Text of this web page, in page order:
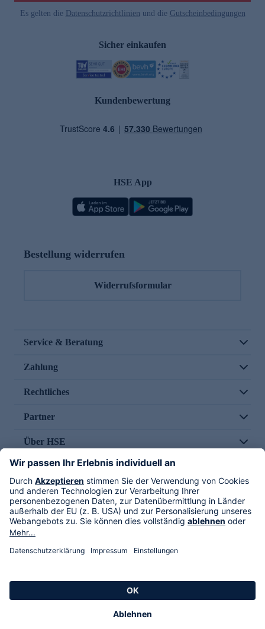
Es gelten die Datenschutzrichtlinien und die Gutscheinbedingungen
Sicher einkaufen
Kundenbewertung
HSE App
Bestellung widerrufen
Widerrufsformular
Service & Beratung
Zahlung
Rechtliches
Partner
Über HSE
Im TV
HSE International